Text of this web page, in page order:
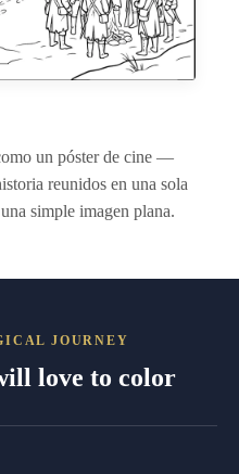
un póster de cine —
reunidos en una sola
simple imagen plana.
JOURNEY
love to color